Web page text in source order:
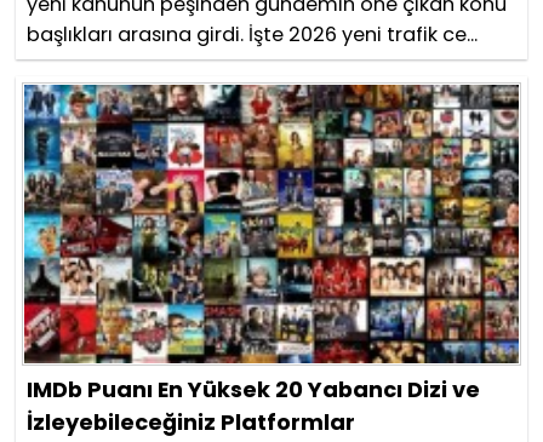
başlıkları arasına girdi. İşte 2026 yeni trafik ce...
IMDb Puanı En Yüksek 20 Yabancı Dizi ve
İzleyebileceğiniz Platformlar